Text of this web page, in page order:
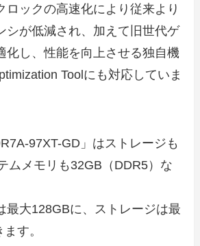
ロックの高速化により従来より
シが低減され、加えて旧世代ゲ
化し、性能を向上させる独自機
Toolにも対応していま
97XT-GD」はストレージも
ムメモリも32GB（DDR5）な
最大128GBに、ストレージは最
す。